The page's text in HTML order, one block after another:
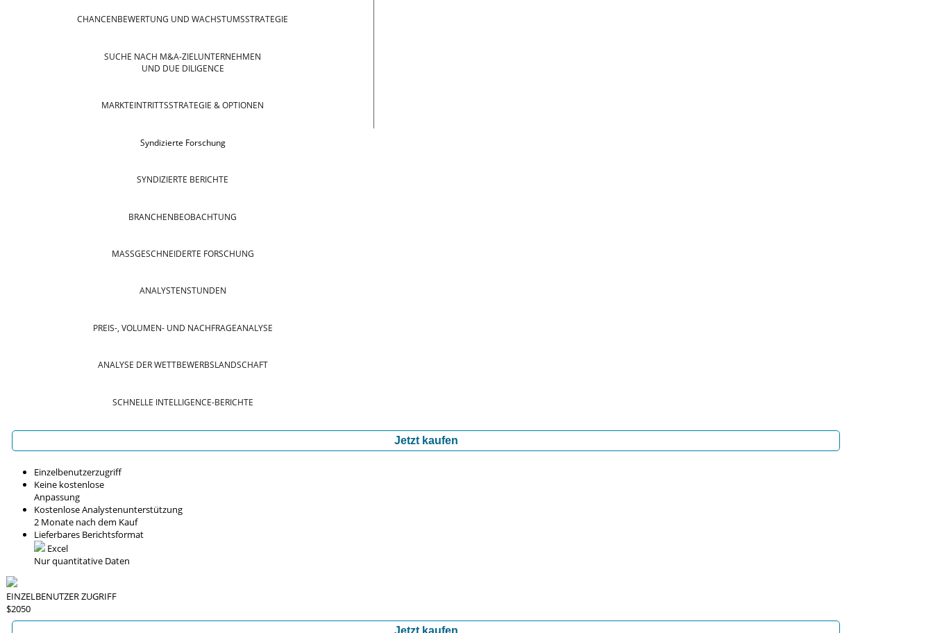
CHANCENBEWERTUNG UND WACHSTUMSSTRATEGIE
SUCHE NACH M&A-ZIELUNTERNEHMEN
UND DUE DILIGENCE
MARKTEINTRITTSSTRATEGIE & OPTIONEN
Syndizierte Forschung
SYNDIZIERTE BERICHTE
BRANCHENBEOBACHTUNG
MASSGESCHNEIDERTE FORSCHUNG
ANALYSTENSTUNDEN
PREIS-, VOLUMEN- UND NACHFRAGEANALYSE
ANALYSE DER WETTBEWERBSLANDSCHAFT
SCHNELLE INTELLIGENCE-BERICHTE
Jetzt kaufen
Einzelbenutzerzugriff
Keine kostenlose
Anpassung
Kostenlose Analystenunterstützung
2 Monate nach dem Kauf
Lieferbares Berichtsformat
Excel
Nur quantitative Daten
EINZELBENUTZER ZUGRIFF
$2050
Jetzt kaufen